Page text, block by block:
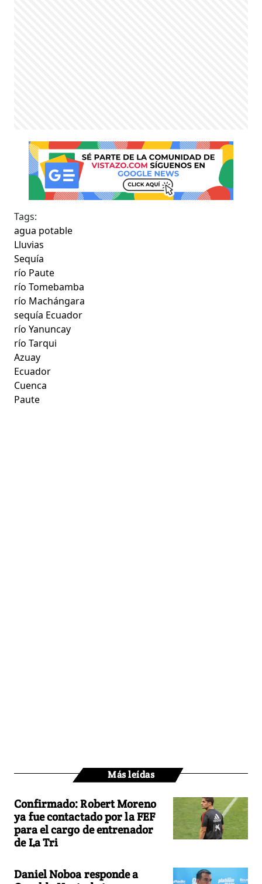
Tags:
agua potable
Lluvias
Sequía
río Paute
río Tomebamba
río Machángara
sequía Ecuador
río Yanuncay
río Tarqui
Azuay
Ecuador
Cuenca
Paute
Más leídas
Confirmado: Robert Moreno
ya fue contactado por la FEF
para el cargo de entrenador
de La Tri
Daniel Noboa responde a